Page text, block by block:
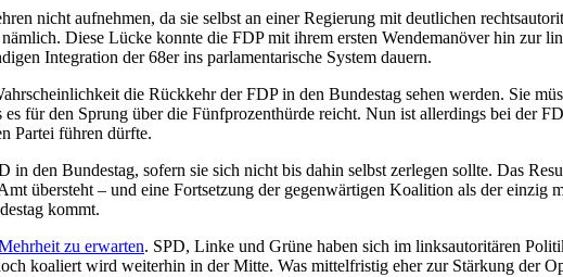
nicht aufnehmen, da sie selbst an einer Regierung mit deutlichen
Diese Lücke konnte die FDP mit ihrem ersten Wendemanöver hin zur
Integration der 68er ins parlamentarische System dauern.
die Rückkehr der FDP in den Bundestag sehen werden. Sie
für den Sprung über die Fünfprozenthürde reicht. Nun ist allerdings bei der
Partei führen dürfte.
den Bundestag, sofern sie sich nicht bis dahin selbst zerlegen sollte. Das
übersteht – und eine Fortsetzung der gegenwärtigen Koalition als der
kommt.
zu erwarten. SPD, Linke und Grüne haben sich im linksautoritären
koaliert wird weiterhin in der Mitte. Was mittelfristig eher zur Stärkung der